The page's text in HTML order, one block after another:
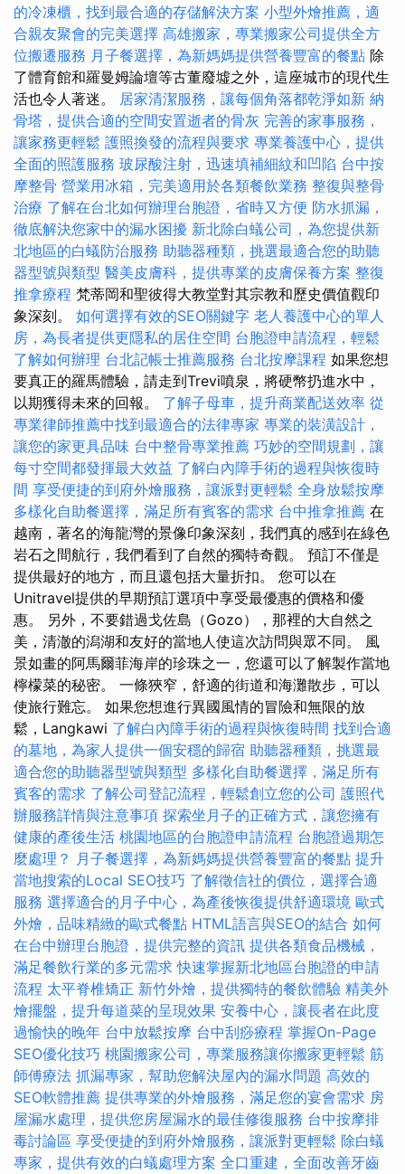
的冷凍櫃，找到最合適的存儲解決方案 小型外燴推薦，適
合親友聚會的完美選擇 高雄搬家，專業搬家公司提供全方
位搬遷服務 月子餐選擇，為新媽媽提供營養豐富的餐點 除
了體育館和羅曼姆論壇等古董廢墟之外，這座城市的現代生
活也令人著迷。 居家清潔服務，讓每個角落都乾淨如新 納
骨塔，提供合適的空間安置逝者的骨灰 完善的家事服務，
讓家務更輕鬆 護照換發的流程與要求 專業養護中心，提供
全面的照護服務 玻尿酸注射，迅速填補細紋和凹陷 台中按
摩整骨 營業用冰箱，完美適用於各類餐飲業務 整復與整骨
治療 了解在台北如何辦理台胞證，省時又方便 防水抓漏，
徹底解決您家中的漏水困擾 新北除白蟻公司，為您提供新
北地區的白蟻防治服務 助聽器種類，挑選最適合您的助聽
器型號與類型 醫美皮膚科，提供專業的皮膚保養方案 整復
推拿療程 梵蒂岡和聖彼得大教堂對其宗教和歷史價值觀印
象深刻。 如何選擇有效的SEO關鍵字 老人養護中心的單人
房，為長者提供更隱私的居住空間 台胞證申請流程，輕鬆
了解如何辦理 台北記帳士推薦服務 台北按摩課程 如果您想
要真正的羅馬體驗，請走到Trevi噴泉，將硬幣扔進水中，
以期獲得未來的回報。 了解子母車，提升商業配送效率 從
專業律師推薦中找到最適合的法律專家 專業的裝潢設計，
讓您的家更具品味 台中整骨專業推薦 巧妙的空間規劃，讓
每寸空間都發揮最大效益 了解白內障手術的過程與恢復時
間 享受便捷的到府外燴服務，讓派對更輕鬆 全身放鬆按摩
多樣化自助餐選擇，滿足所有賓客的需求 台中推拿推薦 在
越南，著名的海龍灣的景像印象深刻，我們真的感到在綠色
岩石之間航行，我們看到了自然的獨特奇觀。 預訂不僅是
提供最好的地方，而且還包括大量折扣。 您可以在
Unitravel提供的早期預訂選項中享受最優惠的價格和優
惠。 另外，不要錯過戈佐島（Gozo），那裡的大自然之
美，清澈的潟湖和友好的當地人使這次訪問與眾不同。 風
景如畫的阿馬爾菲海岸的珍珠之一，您還可以了解製作當地
檸檬菜的秘密。 一條狹窄，舒適的街道和海灘散步，可以
使旅行難忘。 如果您想進行異國風情的冒險和無限的放
鬆，Langkawi 了解白內障手術的過程與恢復時間 找到合適
的墓地，為家人提供一個安穩的歸宿 助聽器種類，挑選最
適合您的助聽器型號與類型 多樣化自助餐選擇，滿足所有
賓客的需求 了解公司登記流程，輕鬆創立您的公司 護照代
辦服務詳情與注意事項 探索坐月子的正確方式，讓您擁有
健康的產後生活 桃園地區的台胞證申請流程 台胞證過期怎
麼處理？ 月子餐選擇，為新媽媽提供營養豐富的餐點 提升
當地搜索的Local SEO技巧 了解徵信社的價位，選擇合適
服務 選擇適合的月子中心，為產後恢復提供舒適環境 歐式
外燴，品味精緻的歐式餐點 HTML語言與SEO的結合 如何
在台中辦理台胞證，提供完整的資訊 提供各類食品機械，
滿足餐飲行業的多元需求 快速掌握新北地區台胞證的申請
流程 太平脊椎矯正 新竹外燴，提供獨特的餐飲體驗 精美外
燴擺盤，提升每道菜的呈現效果 安養中心，讓長者在此度
過愉快的晚年 台中放鬆按摩 台中刮痧療程 掌握On-Page
SEO優化技巧 桃園搬家公司，專業服務讓你搬家更輕鬆 筋
師傅療法 抓漏專家，幫助您解決屋內的漏水問題 高效的
SEO軟體推薦 提供專業的外燴服務，滿足您的宴會需求 房
屋漏水處理，提供您房屋漏水的最佳修復服務 台中按摩排
毒討論區 享受便捷的到府外燴服務，讓派對更輕鬆 除白蟻
專家，提供有效的白蟻處理方案 全口重建，全面改善牙齒